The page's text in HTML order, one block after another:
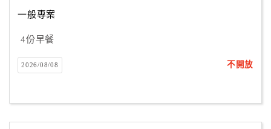
一般專案
4份早餐
2026/08/08 不開放